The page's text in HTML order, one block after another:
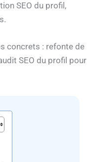
SEO du profil,
concrets : refonte de
SEO du profil pour